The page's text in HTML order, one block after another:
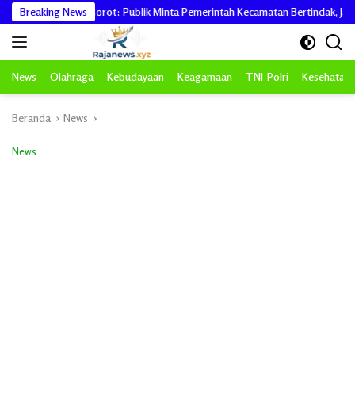
Langsung
ke
konten
Breaking News
Disorot: Publik Minta Pemerintah Kecamatan Bertindak, Jangan Memicu
News Olahraga Kebudayaan Keagamaan TNI-Polri Kesehatan
Beranda News
News